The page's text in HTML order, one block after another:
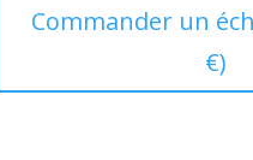
Commander un
€)